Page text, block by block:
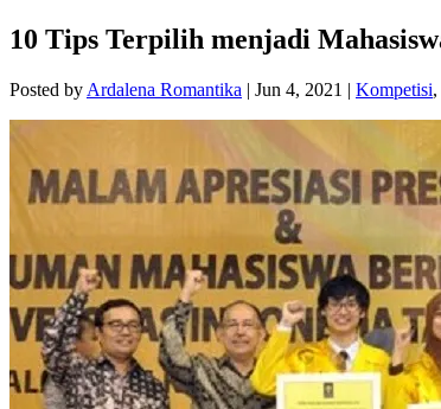
10 Tips Terpilih menjadi
Posted by Ardalena Romantika | Jun 4, 2021 | Kompetisi,